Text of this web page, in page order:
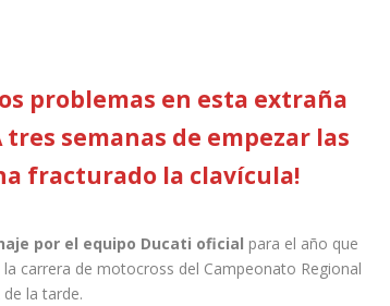
problemas en esta extraña
tres semanas de empezar las
fracturado la clavícula!
por el equipo Ducati oficial para el año que
carrera de motocross del Campeonato Regional
la tarde.